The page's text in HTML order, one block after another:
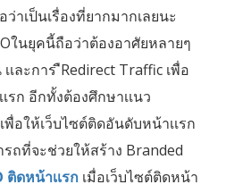
ว่าเป็นเรื่องที่ยากมากเลยนะ
ในยุคนี้ถือว่าต้องอาศัยหลายๆ
เละการ ืRedirect Traffic เพื่อ
รก อีกทั้งต้องศึกษาเเนว
พื่อให้เว็บไซต์ติดอันดับหน้าเเรก
รถที่จะช่วยให้สร้าง Branded
ติดหน้าเเรก เมื่อเว็บไซต์ติดหน้า